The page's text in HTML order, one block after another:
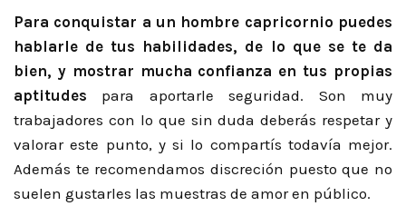
Para conquistar a un hombre capricornio puedes
hablarle de tus habilidades, de lo que se te da
bien, y mostrar mucha confianza en tus propias
aptitudes para aportarle seguridad. Son muy
trabajadores con lo que sin duda deberás respetar y
valorar este punto, y si lo compartís todavía mejor.
Además te recomendamos discreción puesto que no
suelen gustarles las muestras de amor en público.